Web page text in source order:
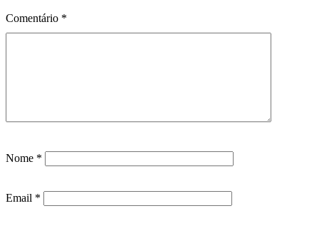
Comentário *
Nome *
Email *